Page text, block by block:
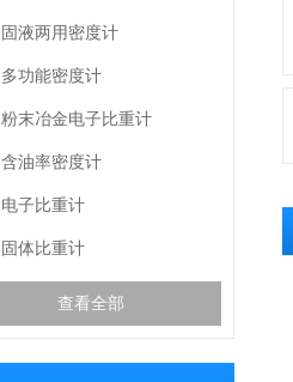
固液两用密度计
多功能密度计
粉末冶金电子比重计
含油率密度计
电子比重计
固体比重计
查看全部